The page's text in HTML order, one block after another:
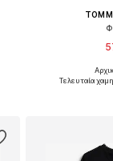
Διαθέσιμα
Τελευταία